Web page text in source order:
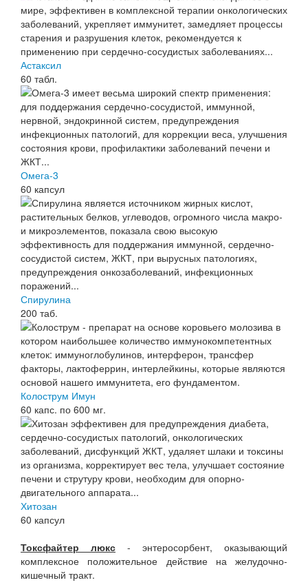
Астаксил
60 табл.
Омега-3
60 капсул
Спирулина
200 таб.
Колострум Имун
60 капс. по 600 мг.
Хитозан
60 капсул
Токсфайтер люкс - энтеросорбент, оказывающий
комплексное положительное действие на желудочно-
кишечный тракт.